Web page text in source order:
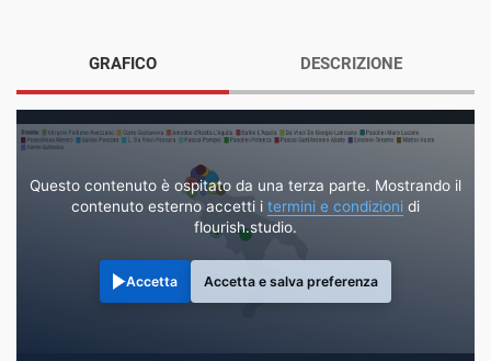
GRAFICO
Questo contenuto è ospitato da una terza parte. Mostrando il
contenuto esterno accetti i termini e condizioni di
flourish.studio.
Accetta Accetta e salva preferenza
DESCRIZIONE